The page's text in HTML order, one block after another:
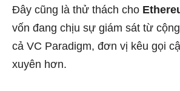
Đây cũng là thử thách cho
vốn đang chịu sự giám sát từ
cả VC Paradigm, đơn vị kêu gọi
xuyên hơn.